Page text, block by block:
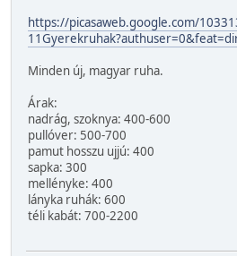
https://picasaweb.google.com/
Minden új, magyar ruha.
Árak:
nadrág, szoknya: 400-600
pullóver: 500-700
pamut hosszu ujjú: 400
sapka: 300
mellényke: 400
lányka ruhák: 600
téli kabát: 700-2200